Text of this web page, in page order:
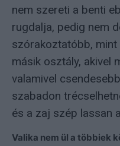
nem szereti a benti
rugdalja, pedig nem
szórakoztatóbb, mint
másik osztály, akivel
valamivel
szabadon
és a zaj szép lassan
Valika nem ül a többiek